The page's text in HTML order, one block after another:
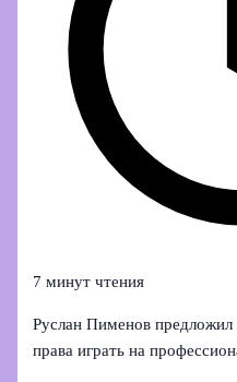
7 минут чтения
Руслан Пименов
права играть на